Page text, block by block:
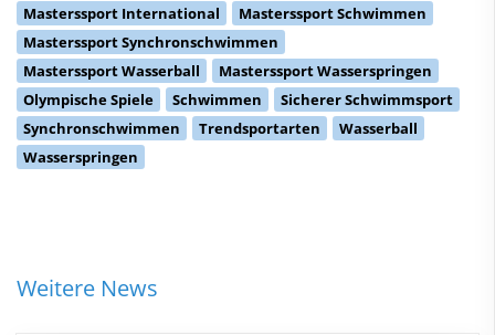
Masterssport International
Masterssport Schwimmen
Masterssport Synchronschwimmen
Masterssport Wasserball
Masterssport Wasserspringen
Olympische Spiele
Schwimmen
Sicherer Schwimmsport
Synchronschwimmen
Trendsportarten
Wasserball
Wasserspringen
Weitere News